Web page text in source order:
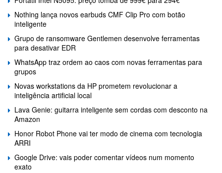
Nothing lança novos earbuds CMF Clip Pro com botão
inteligente
Grupo de ransomware Gentlemen desenvolve ferramentas
para desativar EDR
WhatsApp traz ordem ao caos com novas ferramentas para
grupos
Novas workstations da HP prometem revolucionar a
inteligência artificial local
Lava Genie: guitarra inteligente sem cordas com desconto na
Amazon
Honor Robot Phone vai ter modo de cinema com tecnologia
ARRI
Google Drive: vais poder comentar vídeos num momento
exato